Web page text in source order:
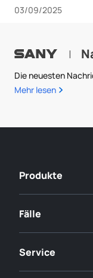
03/09/2025
|
Die neuesten
Mehr lesen
Produkte
Fälle
Service